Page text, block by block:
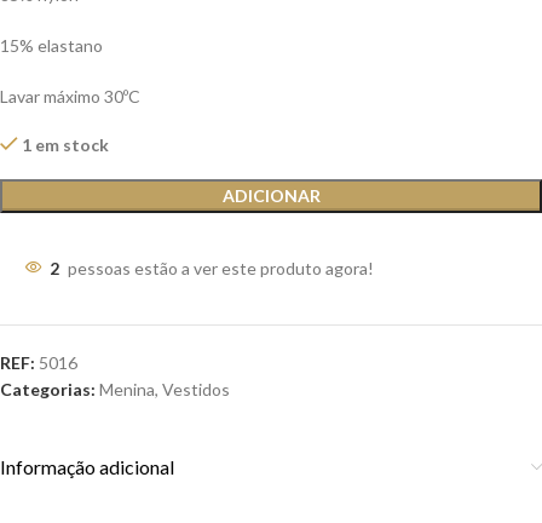
15% elastano
Lavar máximo 30ºC
1 em stock
ADICIONAR
2 pessoas estão a ver este produto agora!
REF: 5016
Categorias: Menina, Vestidos
Informação adicional